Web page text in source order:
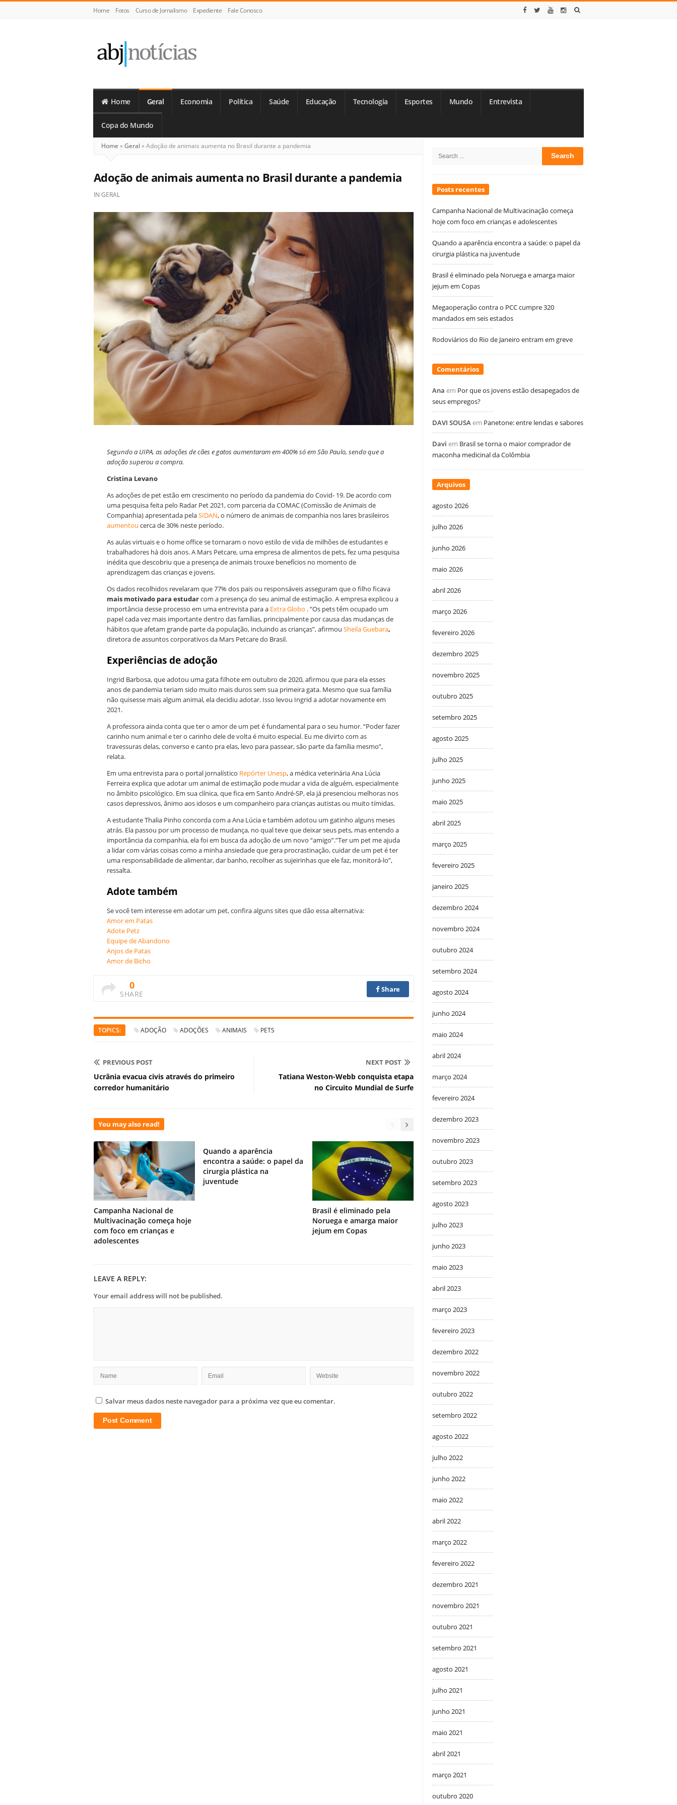
Home Fotos Curso de Jornalismo Expediente Fale Conosco
Notícias
Home Geral Economia Política Saúde Educação Tecnologia Esportes Mundo Entrevista
Copa do Mundo
Home »Geral »Adoção de animais aumenta no Brasil durante a pandemia
Adoção de animais aumenta no Brasil durante a pandemia
IN GERAL
Segundo a UIPA, as adoções de cães e gatos aumentaram em 400% só em São Paulo, sendo que a
adoção superou a compra.
Cristina Levano
As adoções de pet estão em crescimento no período da pandemia do Covid- 19. De acordo com
uma pesquisa feita pelo Radar Pet 2021, com parceria da COMAC (Comissão de Animais de
Companhia) apresentada pelaSIDAN, o número de animais de companhia nos lares brasileiros
aumentou cerca de 30% neste período.
As aulas virtuais e o home office se tornaram o novo estilo de vida de milhões de estudantes e
trabalhadores há dois anos. A Mars Petcare, uma empresa de alimentos de pets, fez uma pesquisa
inédita que descobriu que a presença de animais trouxe benefícios no momento de
aprendizagem das crianças e jovens.
Os dados recolhidos revelaram que 77% dos pais ou responsáveis asseguram que o filho ficava
mais motivado para estudarcom a presença do seu animal de estimação. A empresa explicou a
importância desse processo em uma entrevista para a Extra Globo . “Os pets têm ocupado um
papel cada vez mais importante dentro das famílias, principalmente por causa das mudanças de
hábitos que afetam grande parte da população, incluindo as crianças”, afirmou Sheila Guebara,
diretora de assuntos corporativos da Mars Petcare do Brasil.
Experiências de adoção
Ingrid Barbosa, que adotou uma gata filhote em outubro de 2020, afirmou que para ela esses
anos de pandemia teriam sido muito mais duros sem sua primeira gata. Mesmo que sua família
não quisesse mais algum animal, ela decidiu adotar. Isso levou Ingrid a adotar novamente em
2021.
A professora ainda conta que ter o amor de um pet é fundamental para o seu humor. “Poder fazer
carinho num animal e ter o carinho dele de volta é muito especial. Eu me divirto com as
travessuras delas, converso e canto pra elas, levo para passear, são parte da família mesmo”,
relata.
Em uma entrevista para o portal jornalístico Repórter Unesp, a médica veterinária Ana Lúcia
Ferreira explica que adotar um animal de estimação pode mudar a vida de alguém, especialmente
no âmbito psicológico. Em sua clínica, que fica em Santo André-SP, ela já presenciou melhoras nos
casos depressivos, ânimo aos idosos e um companheiro para crianças autistas ou muito tímidas.
A estudante Thalia Pinho concorda com a Ana Lúcia e também adotou um gatinho alguns meses
atrás. Ela passou por um processo de mudança, no qual teve que deixar seus pets, mas entendo a
importância da companhia, ela foi em busca da adoção de um novo “amigo”.”Ter um pet me ajuda
a lidar com várias coisas como a minha ansiedade que gera procrastinação, cuidar de um pet é ter
uma responsabilidade de alimentar, dar banho, recolher as sujeirinhas que ele faz, monitorá-lo”,
ressalta.
Adote também
Se você tem interesse em adotar um pet, confira alguns sites que dão essa alternativa:
Amor em Patas
Adote Petz
Equipe de Abandono
Anjos de Patas
Amor de Bicho
0
SHARE
Share
TOPICS: ADOÇÃO ADOÇÕES ANIMAIS PETS
PREVIOUS POST
Ucrânia evacua civis através do primeiro
corredor humanitário
NEXT POST
Tatiana Weston-Webb conquista etapa
no Circuito Mundial de Surfe
You may also read!
Campanha Nacional de
Multivacinação começa hoje
com foco em crianças e
adolescentes
Quando a aparência
encontra a saúde: o papel da
cirurgia plástica na
juventude
Brasil é eliminado pela
Noruega e amarga maior
jejum em Copas
LEAVE A REPLY:
Your email address will not be published.
Salvar meus dados neste navegador para a próxima vez que eu comentar.
Sidebar
Search
Posts recentes
Campanha Nacional de Multivacinação começa
hoje com foco em crianças e adolescentes
Quando a aparência encontra a saúde: o papel da
cirurgia plástica na juventude
Brasil é eliminado pela Noruega e amarga maior
jejum em Copas
Megaoperação contra o PCC cumpre 320
mandados em seis estados
Rodoviários do Rio de Janeiro entram em greve
Comentários
Ana em Por que os jovens estão desapegados de
seus empregos?
DAVI SOUSAem Panetone: entre lendas e sabores
Davi em Brasil se torna o maior comprador de
maconha medicinal da Colômbia
Arquivos
agosto 2026
julho 2026
junho 2026
maio 2026
abril 2026
março 2026
fevereiro 2026
dezembro 2025
novembro 2025
outubro 2025
setembro 2025
agosto 2025
julho 2025
junho 2025
maio 2025
abril 2025
março 2025
fevereiro 2025
janeiro 2025
dezembro 2024
novembro 2024
outubro 2024
setembro 2024
agosto 2024
junho 2024
maio 2024
abril 2024
março 2024
fevereiro 2024
dezembro 2023
novembro 2023
outubro 2023
setembro 2023
agosto 2023
julho 2023
junho 2023
maio 2023
abril 2023
março 2023
fevereiro 2023
dezembro 2022
novembro 2022
outubro 2022
setembro 2022
agosto 2022
julho 2022
junho 2022
maio 2022
abril 2022
março 2022
fevereiro 2022
dezembro 2021
novembro 2021
outubro 2021
setembro 2021
agosto 2021
julho 2021
junho 2021
maio 2021
abril 2021
março 2021
outubro 2020